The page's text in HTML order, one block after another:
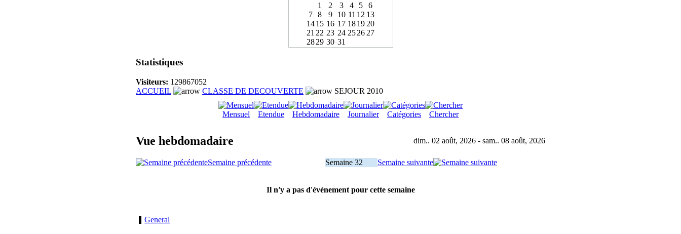
1
2 3 4 5
6
7 8 9 10 11 12 13
1415 16 17 1819 20
21 22 23 24 2526 27
2829 30 31
Statistiques
Visiteurs: 129867052
ACCUEIL
CLASSE DE DECOUVERTE SEJOUR 2010
Mensuel Etendue Hebdomadaire Journalier Catégories Chercher
Vue hebdomadaire dim.. 02 août, 2026 - sam.. 08 août, 2026
Semaine précédente Semaine 32 Semaine suivante
Il n'y a pas d'événement pour cette semaine
General